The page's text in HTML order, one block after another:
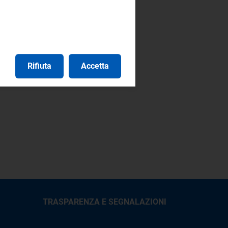
TRASPARENZA E SEGNALAZIONI
Rifiuta Accetta